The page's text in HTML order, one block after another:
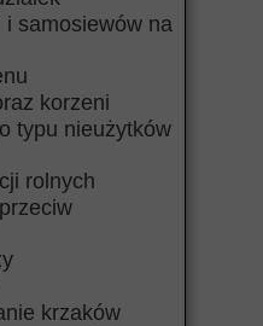
i samosiewów na
korzeni
typu nieużytków
rolnych
krzaków